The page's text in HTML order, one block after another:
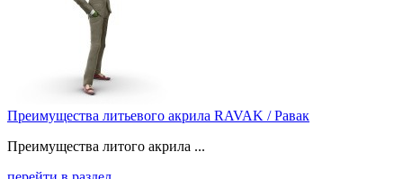
Преимущества литьевого акрила RAVAK / Равак
Преимущества литого акрила ...